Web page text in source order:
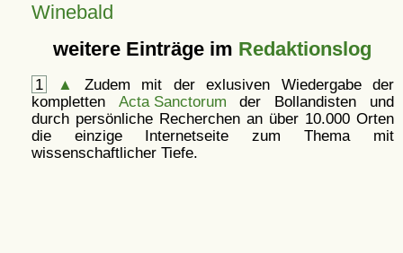
Winebald
weitere Einträge im Redaktionslog
1 ▲
Zudem mit der exlusiven Wiedergabe der
kompletten Acta Sanctorum der Bollandisten und
durch persönliche Recherchen an über 10.000 Orten
die einzige Internetseite zum Thema mit
wissenschaftlicher Tiefe.